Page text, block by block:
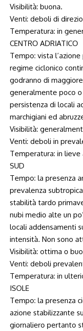
Visibilità: buona.
Venti: deboli di
Temperatura: in
CENTRO ADRIATICO
Tempo: vista
regime ciclonico
godranno di
generalmente poco
persistenza di locali
marchigiani ed
Visibilità:
Venti: deboli in
Temperatura: in lieve
SUD
Tempo: la presenza
prevalenza
stabilità tardo
nubi medio alte un
locali addensamenti
intensità. Non sono
Visibilità: ottima o
Venti: deboli
Temperatura: in
ISOLE
Tempo: la presenza
azione stabilizzante
giornaliero pertanto